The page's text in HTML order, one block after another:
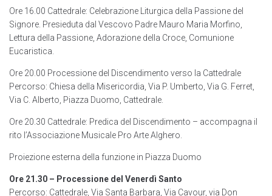
Ore 16.00 Cattedrale: Celebrazione Liturgica della Passione del
Signore. Presieduta dal Vescovo Padre Mauro Maria Morfino,
Lettura della Passione, Adorazione della Croce, Comunione
Eucaristica.
Ore 20.00 Processione del Discendimento verso la Cattedrale
Percorso: Chiesa della Misericordia, Via P. Umberto, Via G. Ferret,
Via C. Alberto, Piazza Duomo, Cattedrale.
Ore 20.30 Cattedrale: Predica del Discendimento – accompagna il
rito l’Associazione Musicale Pro Arte Alghero.
Proiezione esterna della funzione in Piazza Duomo
Ore 21.30 – Processione del Venerdì Santo
Percorso: Cattedrale, Via Santa Barbara, Via Cavour, via Don